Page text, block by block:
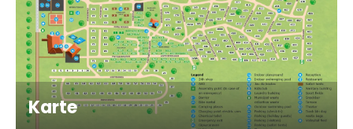
Karte